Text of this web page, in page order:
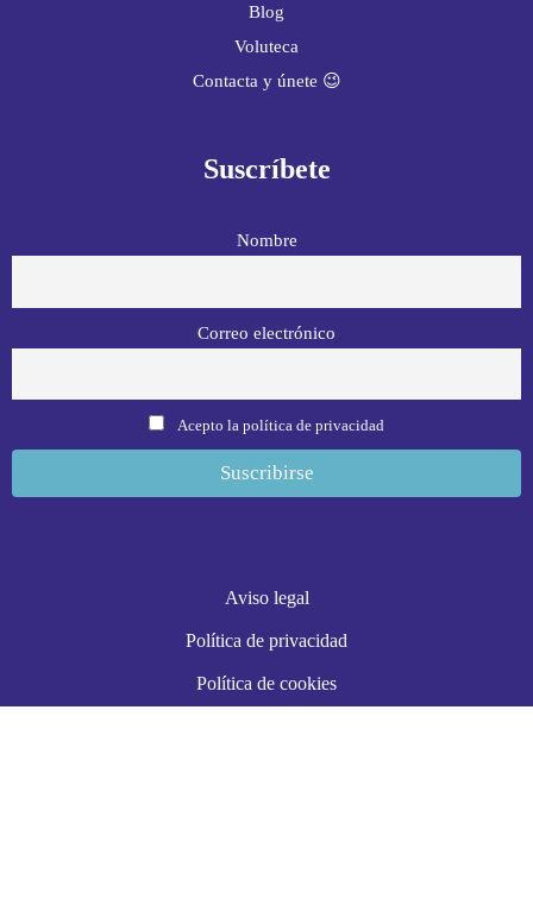
Blog
Voluteca
Contacta y únete 😉
Suscríbete
Nombre
Correo electrónico
Acepto la política de privacidad
Aviso legal
Política de privacidad
Política de cookies